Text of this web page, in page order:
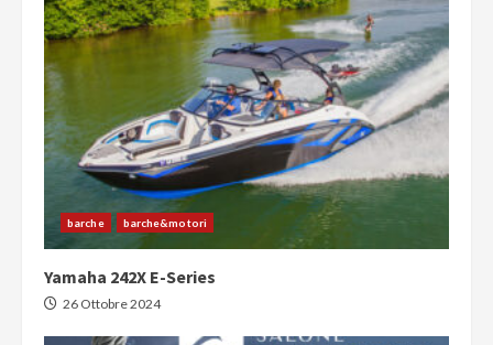
barche barche&motori
Yamaha 242X E-Series
26 Ottobre 2024